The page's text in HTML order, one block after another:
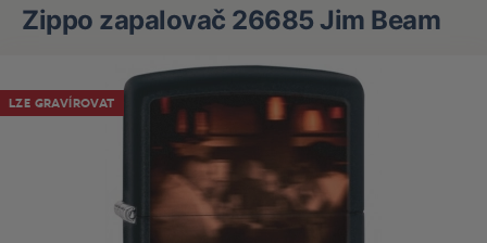
Zippo zapalovač 26685 Jim Beam
LZE GRAVÍROVAT